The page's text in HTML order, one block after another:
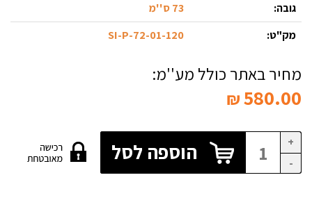
גובה:
73 ס''מ
מק"ט:
72-01-120-SI-P
מחיר באתר כולל מע''מ:
580.00
₪
+
-
הוספה לסל